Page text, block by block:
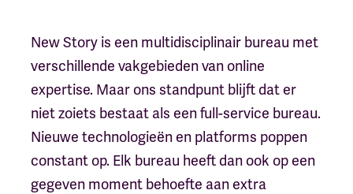
New Story is een multidisciplinair bureau met
verschillende vakgebieden van online
expertise. Maar ons standpunt blijft dat er
niet zoiets bestaat als een full-service bureau.
Nieuwe technologieën en platforms poppen
constant op. Elk bureau heeft dan ook op een
gegeven moment behoefte aan extra